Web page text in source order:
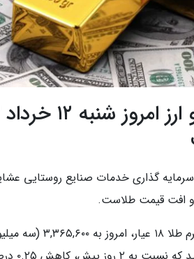
گذاری خدمات صنایع روستایی
و افت قیمت طلاست.
قیمت طلا کاهش یافت و